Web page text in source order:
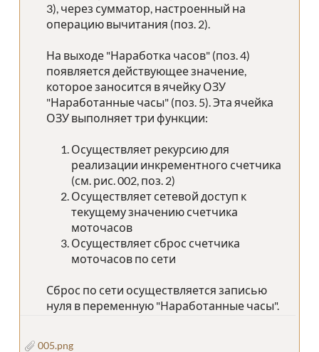
3), через сумматор, настроенный на
операцию вычитания (поз. 2).
На выходе "Наработка часов" (поз. 4)
появляется действующее значение,
которое заносится в ячейку ОЗУ
"Наработанные часы" (поз. 5). Эта ячейка
ОЗУ выполняет три функции:
Осуществляет рекурсию для
реализации инкрементного счетчика
(см. рис. 002, поз. 2)
Осуществляет сетевой доступ к
текущему значению счетчика
моточасов
Осуществляет сброс счетчика
моточасов по сети
Сброс по сети осуществляется записью
нуля в переменную "Наработанные часы".
005.png